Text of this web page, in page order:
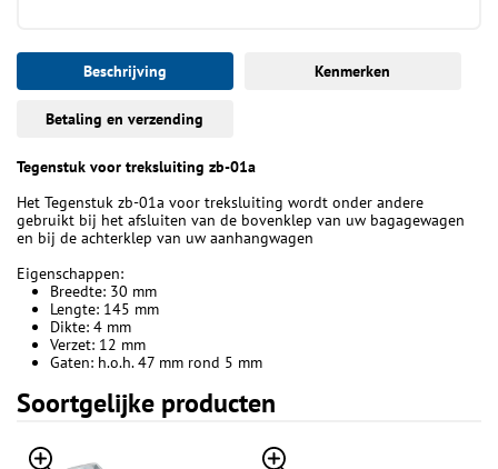
Beschrijving Kenmerken
Betaling en verzending
Tegenstuk voor treksluiting zb-01a
Het Tegenstuk zb-01a voor treksluiting wordt onder andere
gebruikt bij het afsluiten van de bovenklep van uw bagagewagen
en bij de achterklep van uw aanhangwagen
Eigenschappen:
Breedte: 30 mm
Lengte: 145 mm
Dikte: 4 mm
Verzet: 12 mm
Gaten: h.o.h. 47 mm rond 5 mm
Soortgelijke producten